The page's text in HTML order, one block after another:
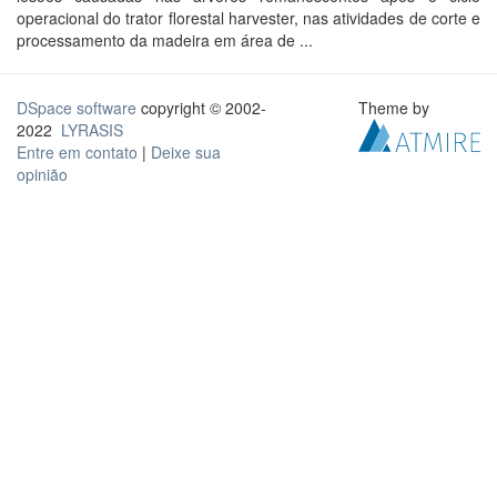
operacional do trator florestal harvester, nas atividades de corte e
processamento da madeira em área de ...
DSpace software copyright © 2002-
2022 LYRASIS
Entre em contato | Deixe sua
opinião
Theme by